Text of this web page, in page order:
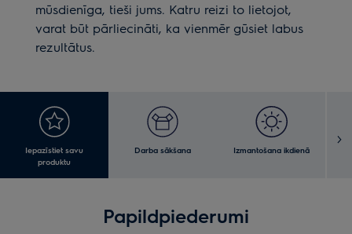
mūsdienīga, tieši jums. Katru reizi to lietojot,
varat būt pārliecināti, ka vienmēr gūsiet labus
rezultātus.
Iepazīstiet savu
produktu
Darba sākšana Izmantošana ikdienā
Papildpiederumi